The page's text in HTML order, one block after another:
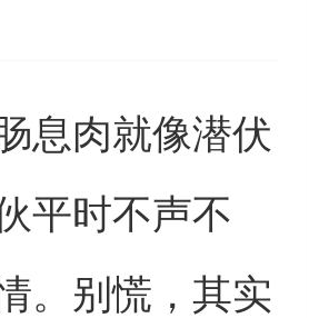
息肉就像潜伏
平时不声不
。别慌，其实